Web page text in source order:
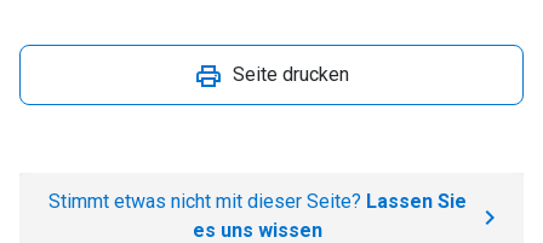
Seite drucken
Stimmt etwas nicht mit dieser Seite? Lassen Sie
es uns wissen